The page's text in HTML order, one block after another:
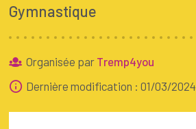
Gymnastique
Organisée par Tremp4you
Dernière modification : 01/03/2024